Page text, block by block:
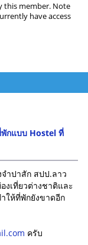
this member. Note
have access
กแบบ Hostel ที่
ำปาสัก สปป.ลาว
งเที่ยวต่างชาติและ
ให้ที่พักยังขาดอีก
ครับ